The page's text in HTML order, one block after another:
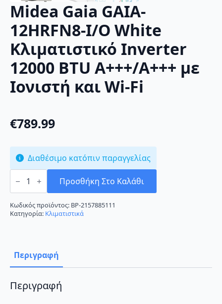
Midea Gaia GAIA-
12HRFN8-I/O White
Κλιματιστικό Inverter
12000 BTU A+++/A+++ με
Ιονιστή και Wi-Fi
€789.99
Διαθέσιμο κατόπιν παραγγελίας
Midea
Gaia
12HRFN8-
I/O
White
Κλιματιστικό
A+++/A+++
με
Ιονιστή
Wi-
Fi
Προσθήκη Στο Καλάθι
Κωδικός προϊόντος: BP-2157885111
Κατηγορία: Κλιματιστικά
Περιγραφή
Περιγραφή